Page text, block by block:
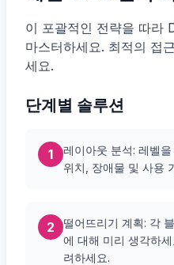
이 포괄적인 전략을 따라
마스터하세요. 최적의 접
세요.
단계별 솔루션
1
레이아웃 분석: 레벨
위치, 장애물 및 사용
2
떨어뜨리기 계획: 각
에 대해 미리 생각하
려하세요.